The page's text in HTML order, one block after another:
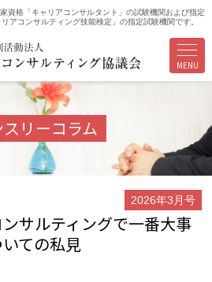
資格「キャリアコンサルタント」の試験機関および指定
アコンサルティング技能検定」の指定試験機関です。
MENU
スリーコラム
2026年3月号
サルティングで一番大事
ての私見